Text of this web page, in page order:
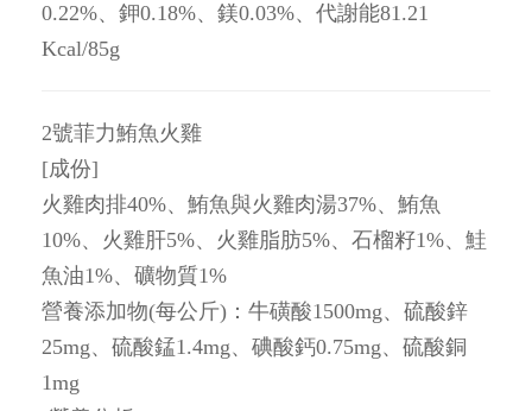
0.22%、鉀0.18%、鎂0.03%、代謝能81.21
Kcal/85g
2號菲力鮪魚火雞
[成份]
火雞肉排40%、鮪魚與火雞肉湯37%、鮪魚
10%、火雞肝5%、火雞脂肪5%、石榴籽1%、鮭
魚油1%、礦物質1%
營養添加物(每公斤)：牛磺酸1500mg、硫酸鋅
25mg、硫酸錳1.4mg、碘酸鈣0.75mg、硫酸銅
1mg